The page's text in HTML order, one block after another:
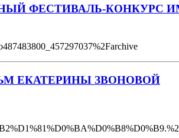
ФЕСТИВАЛЬ-КОНКУРС
ЕКАТЕРИНЫ ЗВОНОВОЙ